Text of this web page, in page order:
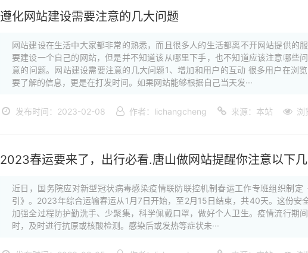
遵化网站建设需要注意的几大问题
网站建设在生活中大家都非常的熟悉，而且很多人的生活都离不开网站提供的
要建设一个自己的网站，但是并不知道该从哪里下手，也不知道应该注意哪些
意的问题。网站建设需要注意的几大问题1、增加和用户的互动 很多用户在浏
要了解的信息，更是在打发时间。如果网站能够根据自己当天发···
发布时间：2023-02-08 作者：lichangcheng 来源：本站 浏
2023春运要来了，出行必看.唐山做网站提醒你注意以下几
近日，国务院应对新型冠状病毒感染疫情联防联控机制春运工作专班组织制
引》。2023年综合运输春运从1月7日开始，至2月15日结束，共40天。这份
加强全过程防护勤洗手、少聚集，科学佩戴口罩，做好个人卫生。疫情流行期
时，及时进行抗原或核酸检测。感染后或发热等症状未···